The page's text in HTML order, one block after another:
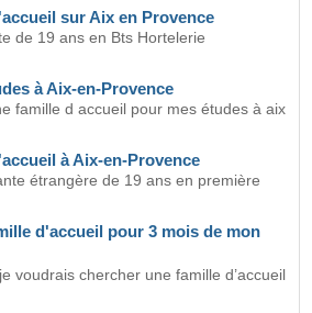
sur Aix en Provence
de 19 ans en Bts Hortelerie
à Aix-en-Provence
famille d accueil pour mes études à aix
à Aix-en-Provence
étrangère de 19 ans en première
d'accueil pour 3 mois de mon
voudrais chercher une famille d’accueil